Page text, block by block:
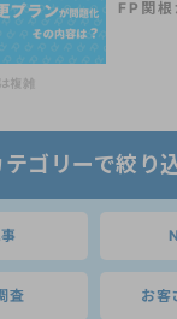
FP関
複雑
テゴリーで絞り
査 お客